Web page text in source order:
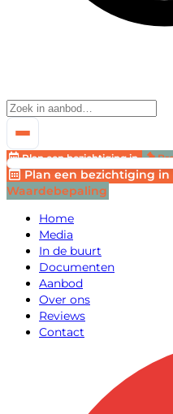
Plan een bezichtiging in
Plan een bezichtiging in
Waardebepaling
Home
Media
In de buurt
Documenten
Aanbod
Over ons
Reviews
Contact